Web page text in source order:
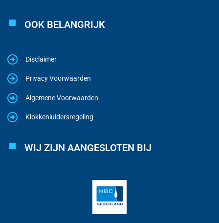
OOK BELANGRIJK
Disclaimer
Privacy Voorwaarden
Algemene Voorwaarden
Klokkenluidersregeling
WIJ ZIJN AANGESLOTEN BIJ